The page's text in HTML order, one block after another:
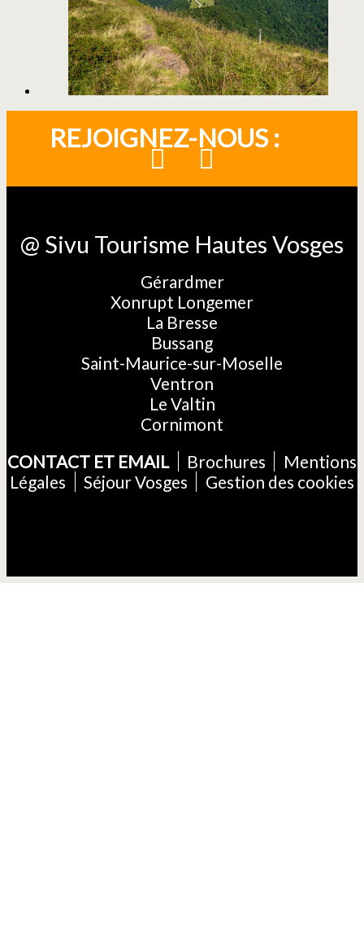
REJOIGNEZ-NOUS :
@ Sivu Tourisme Hautes Vosges
Gérardmer
Xonrupt Longemer
La Bresse
Bussang
Saint-Maurice-sur-Moselle
Ventron
Le Valtin
Cornimont
CONTACT ET EMAIL
Brochures
Mentions
Légales
Séjour Vosges Gestion des cookies